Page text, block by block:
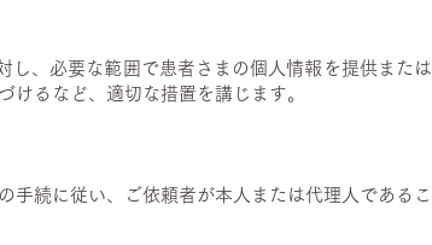
し、必要な範囲で患者さまの個人情報を提供または
けるなど、適切な措置を講じます。
手続に従い、ご依頼者が本人または代理人であるこ